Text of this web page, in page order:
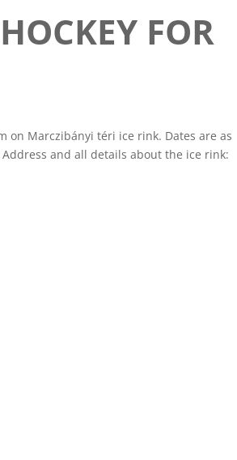
FOR
on Marczibányi téri ice rink. Dates are as
Address and all details about the ice rink: